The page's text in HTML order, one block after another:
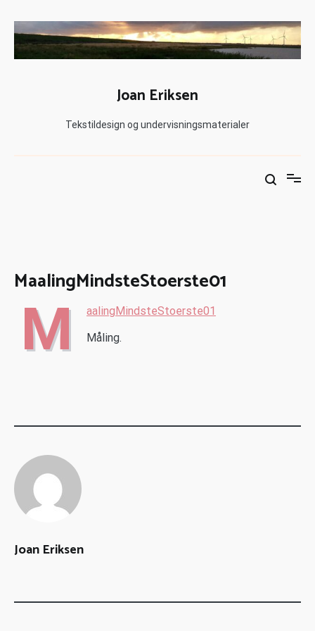
Joan Eriksen
Tekstildesign og undervisningsmaterialer
MaalingMindsteStoerste01
M
aalingMindsteStoerste01
Måling.
Joan Eriksen